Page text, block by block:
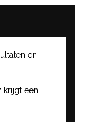
en
krijgt een